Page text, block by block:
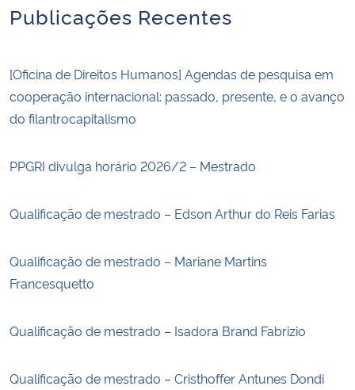
Publicações Recentes
[Oficina de Direitos Humanos] Agendas de pesquisa em
cooperação internacional: passado, presente, e o avanço
do filantrocapitalismo
PPGRI divulga horário 2026/2 – Mestrado
Qualificação de mestrado – Edson Arthur do Reis Farias
Qualificação de mestrado – Mariane Martins
Francesquetto
Qualificação de mestrado – Isadora Brand Fabrizio
Qualificação de mestrado – Cristhoffer Antunes Dondi